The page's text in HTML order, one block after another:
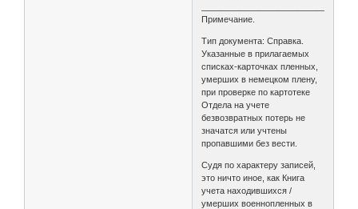
Примечание.
Тип документа: Справка.
Указанные в прилагаемых
списках-карточках пленных,
умерших в немецком плену,
при проверке по картотеке
Отдела на учете
безвозвратных потерь не
значатся или учтены
пропавшими без вести.
Судя по характеру записей,
это ничто иное, как Книга
учета находившихся /
умерших военнопленных в